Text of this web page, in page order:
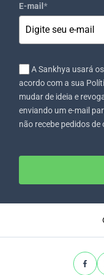
E-mail *
A Sankhya usará
acordo com a sua
mudar de ideia e
enviando um e-mail
não recebe pedidos de